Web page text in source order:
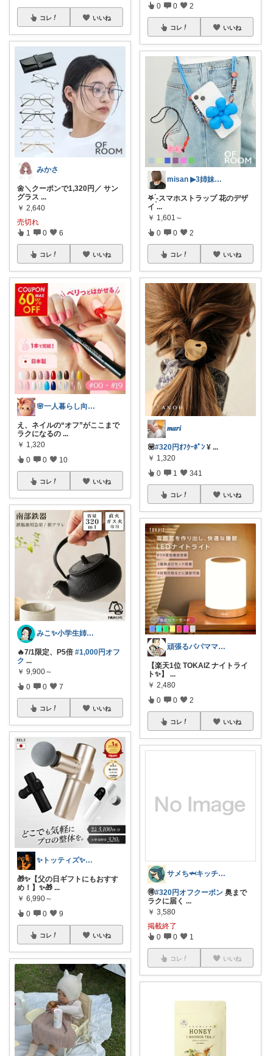
コレ いいね
みかさ
🌼＼クーポンで1,320円／ サン
グラス ...
￥ 2,640
売切れ
1 0 6
コレ いいね
🌸一人暮らし向け｜美容コスメ
え、ネイルの“オフ”がここまで
ラクになるの ...
￥ 1,320
0 0 10
コレ いいね
みこ✨小学生姉妹の母ちゃん
🔥7/1限定、P5倍 #1,000円オフ
ク ...
￥ 9,900～
0 0 7
コレ いいね
✨トッティズ✨ラク✖️ダイエット✨
🎁✨【父の日ギフトにもおすす
め！】✨🎁 ...
￥ 6,990～
0 0 9
コレ いいね
0 0 2
コレ いいね
misan ▶︎3姉妹mama
𖤐 ̖́-‬スマホストラップ 花のデザ
イ ...
￥ 1,601～
0 0 2
コレ いいね
𝒎𝒂𝒓𝒊
💟#320円ｵﾌｸｰﾎﾟﾝ ¥ ...
￥ 1,320
0 1 341
コレ いいね
頑張るパパママ応援隊@育児・子供用品紹介
【楽天1位 TOKAIZ ナイトライ
ト✨】
...
￥ 2,480
0 0 2
コレ いいね
サメち🦈キッチン用品
🉐#320円オフクーポン 奥まで
ラクに届く ...
￥ 3,580
掲載終了
0 0 1
コレ いいね